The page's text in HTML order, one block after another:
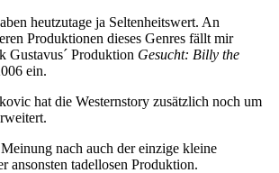
heutzutage ja Seltenheitswert. An
Produktionen dieses Genres fällt mir
Gustavus´ Produktion Gesucht: Billy the
ein.
hat die Westernstory zusätzlich noch um
nach auch der einzige kleine
ansonsten tadellosen Produktion.